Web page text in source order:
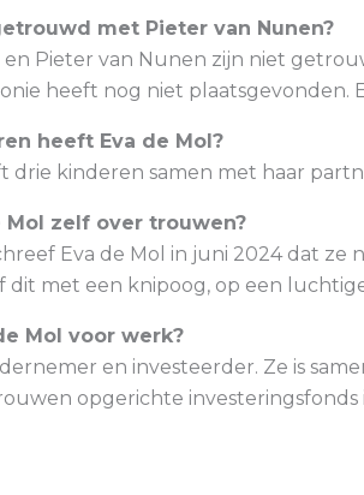
met Pieter van Nunen?
en Pieter van Nunen zijn niet
heeft nog niet plaatsgevonden.
heeft Eva de Mol?
drie kinderen samen met haar
Mol zelf over trouwen?
Eva de Mol in juni 2024 dat ze
dit met een knipoog, op een
Mol voor werk?
en investeerder. Ze is
opgerichte